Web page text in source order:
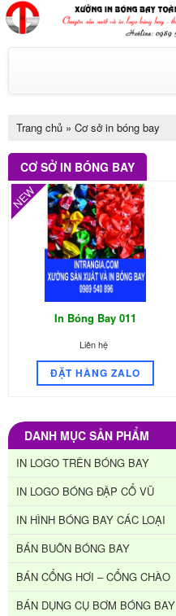
Trang chủ » Cơ sở in bóng bay
CƠ SỞ IN BÓNG BAY
In Bóng Bay 011
Liên hệ
ĐẶT HÀNG ZALO
NEW
DANH MỤC SẢN PHẨM
IN LOGO TRÊN BÓNG BAY
IN LOGO BÓNG ĐẬP CỔ VŨ
IN HÌNH BÓNG BAY CÁC LOẠI
BÁN BUÔN BÓNG BAY
BÁN CỔNG HƠI – CỔNG CHÀO
BÁN DỤNG CỤ BƠM BÓNG BAY